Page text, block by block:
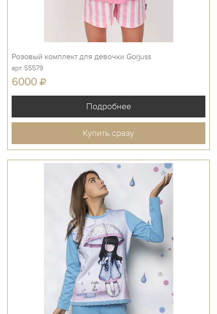
Розовый комплект для девочки Gorjuss
арт. 55579
6000
Купить сразу